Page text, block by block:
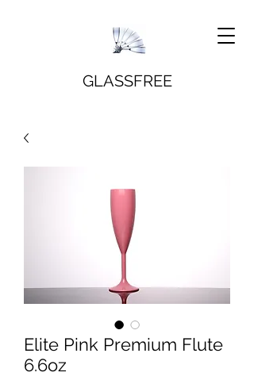
GLASSFREE
Elite Pink Premium Flute
6.6oz